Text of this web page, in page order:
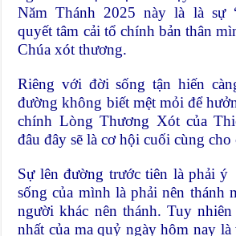
Năm Thánh 2025 này là là sự
quyết tâm cải tổ chính bản thân
Chúa xót thương.
Riêng với đời sống tận hiến
đường không biết mệt mỏi để
chính Lòng Thương Xót của
đâu đây sẽ là cơ hội cuối cùng cho
Sự lên đường trước tiên là phải
sống của mình là phải nên thánh
người khác nên thánh. Tuy
nhất của ma quỷ ngày hôm nay